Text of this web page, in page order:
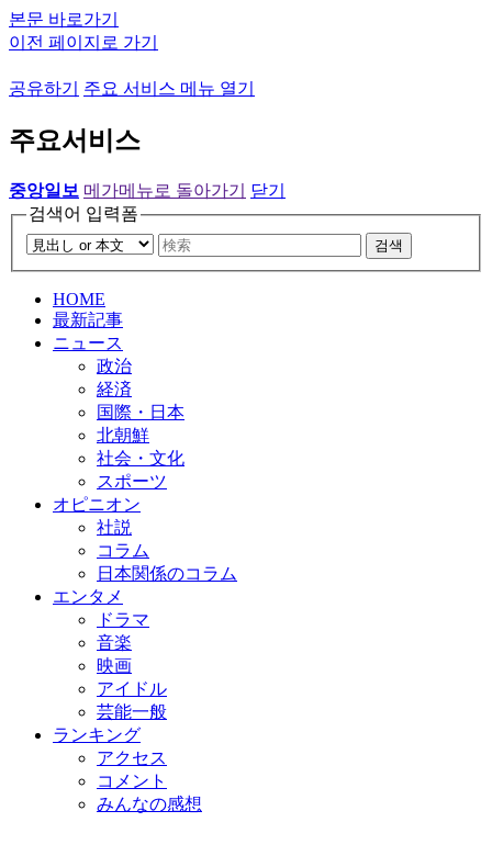
본문 바로가기
이전 페이지로 가기
공유하기 주요 서비스 메뉴 열기
주요서비스
중앙일보 메가메뉴로 돌아가기
닫기
검색어 입력폼
검색
HOME
最新記事
ニュース
政治
経済
国際・日本
北朝鮮
社会・文化
スポーツ
オピニオン
社説
コラム
日本関係のコラム
エンタメ
ドラマ
音楽
映画
アイドル
芸能一般
ランキング
アクセス
コメント
みんなの感想